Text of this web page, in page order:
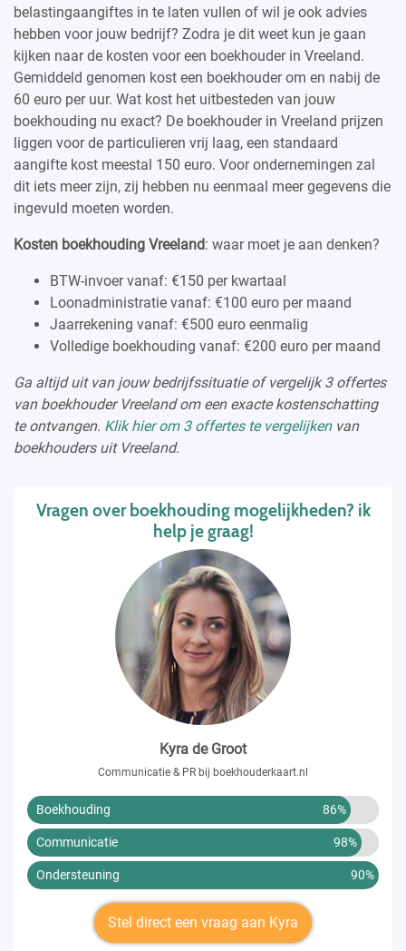
belastingaangiftes in te laten vullen of wil je ook advies
hebben voor jouw bedrijf? Zodra je dit weet kun je gaan
kijken naar de kosten voor een boekhouder in Vreeland.
Gemiddeld genomen kost een boekhouder om en nabij de
60 euro per uur. Wat kost het uitbesteden van jouw
boekhouding nu exact? De boekhouder in Vreeland prijzen
liggen voor de particulieren vrij laag, een standaard
aangifte kost meestal 150 euro. Voor ondernemingen zal
dit iets meer zijn, zij hebben nu eenmaal meer gegevens die
ingevuld moeten worden.
Kosten boekhouding Vreeland: waar moet je aan denken?
BTW-invoer vanaf: €150 per kwartaal
Loonadministratie vanaf: €100 euro per maand
Jaarrekening vanaf: €500 euro eenmalig
Volledige boekhouding vanaf: €200 euro per maand
Ga altijd uit van jouw bedrijfssituatie of vergelijk 3 offertes
van boekhouder Vreeland om een exacte kostenschatting
te ontvangen. Klik hier om 3 offertes te vergelijkenvan
boekhouders uit Vreeland.
Vragen over boekhouding mogelijkheden? ik
help je graag!
Kyra de Groot
Communicatie & PR bij boekhouderkaart.nl
Boekhouding 86%
Communicatie 98%
Ondersteuning 90%
Stel direct een vraag aan Kyra